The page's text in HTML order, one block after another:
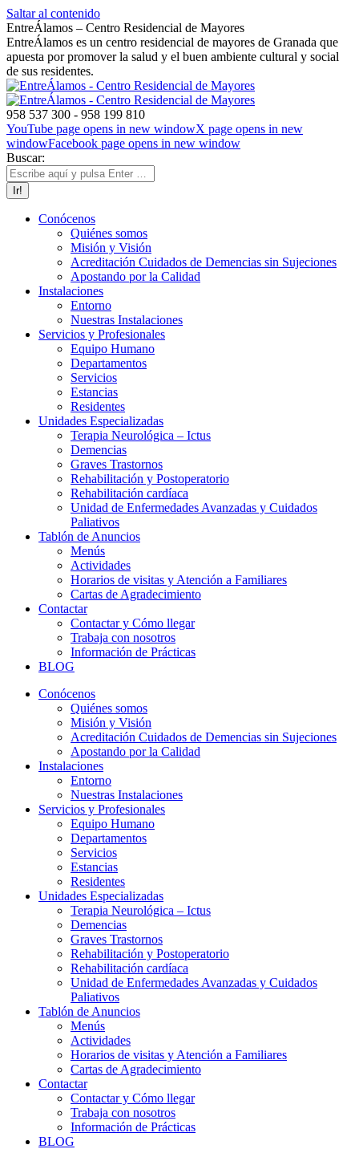
Saltar al contenido
EntreÁlamos – Centro Residencial de Mayores
EntreÁlamos es un centro residencial de mayores de Granada que
apuesta por promover la salud y el buen ambiente cultural y social
de sus residentes.
958 537 300 - 958 199 810
YouTube page opens in new windowX page opens in new
windowFacebook page opens in new window
Buscar:
Conócenos
Quiénes somos
Misión y Visión
Acreditación Cuidados de Demencias sin Sujeciones
Apostando por la Calidad
Instalaciones
Entorno
Nuestras Instalaciones
Servicios y Profesionales
Equipo Humano
Departamentos
Servicios
Estancias
Residentes
Unidades Especializadas
Terapia Neurológica – Ictus
Demencias
Graves Trastornos
Rehabilitación y Postoperatorio
Rehabilitación cardíaca
Unidad de Enfermedades Avanzadas y Cuidados
Paliativos
Tablón de Anuncios
Menús
Actividades
Horarios de visitas y Atención a Familiares
Cartas de Agradecimiento
Contactar
Contactar y Cómo llegar
Trabaja con nosotros
Información de Prácticas
BLOG
Conócenos
Quiénes somos
Misión y Visión
Acreditación Cuidados de Demencias sin Sujeciones
Apostando por la Calidad
Instalaciones
Entorno
Nuestras Instalaciones
Servicios y Profesionales
Equipo Humano
Departamentos
Servicios
Estancias
Residentes
Unidades Especializadas
Terapia Neurológica – Ictus
Demencias
Graves Trastornos
Rehabilitación y Postoperatorio
Rehabilitación cardíaca
Unidad de Enfermedades Avanzadas y Cuidados
Paliativos
Tablón de Anuncios
Menús
Actividades
Horarios de visitas y Atención a Familiares
Cartas de Agradecimiento
Contactar
Contactar y Cómo llegar
Trabaja con nosotros
Información de Prácticas
BLOG